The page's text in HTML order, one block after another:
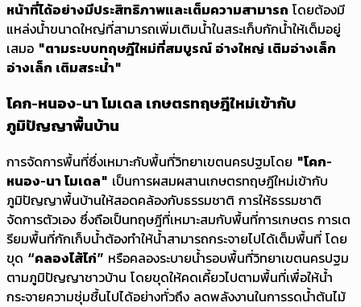
หน้าที่ได้อย่างมีประสิทธิภาพและเต็มความสามารถ โดยต้องมี
แหล่งน้ำขนาดใหญ่ที่สามารถเพิ่มเติมน้ำในสระเก็บกักน้ำให้เต็มอยู่
เสมอ "ตามระบบทฤษฎีใหม่ที่สมบูรณ์ อ่างใหญ่ เติมอ่างเล็ก
อ่างเล็ก เติมสระน้ำ"
โคก-หนอง-นา โมเดล เกษตรทฤษฎีใหม่เข้ากับ
ภูมิปัญญาพื้นบ้าน
การจัดการพื้นที่ซึ่งเหมาะกับพื้นที่วิทยาเขตนครปฐมโดย "โคก-
หนอง-นา โมเดล" เป็นการผสมผสานเกษตรทฤษฎีใหม่เข้ากับ
ภูมิปัญญาพื้นบ้านให้สอดคล้องกับธรรมชาติ การให้ธรรมชาติ
จัดการตัวเอง ซึ่งถือเป็นทฤษฎีที่เหมาะสมกับพื้นที่การเกษตร การเต
รียมพื้นที่กักเก็บน้ำต้องทำให้น้ำสามารถกระจายไปได้เต็มพื้นที่ โดย
ขุด “คลองไส้ไก่” หรือคลองระบายน้ำรอบพื้นที่วิทยาเขตนครปฐม
ตามภูมิปัญญาชาวบ้าน โดยขุดให้คดเคี้ยวไปตามพื้นที่เพื่อให้น้ำ
กระจายความชุ่มชื้นไปได้อย่างทั่วถึง ลดพลังงานในการรดน้ำต้นไม้